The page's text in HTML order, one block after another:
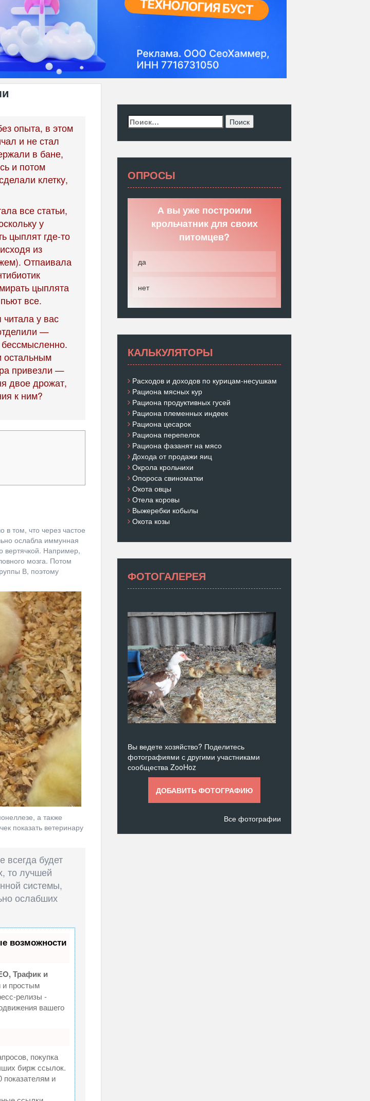
опыта, в этом
и не стал
в бане,
и потом
клетку,
все статьи,
у
цыплят где-то
из
Отпаивала
цыплята
все.
у вас
—
остальным
привезли —
двое дрожат,
к ним?
том, что через частое
ослабла иммунная
вертячкой. Например,
мозга. Потом
В, поэтому
а также
показать ветеринару
всегда будет
то лучшей
системы,
ослабших
возможности
Трафик и
и простым
релизы -
вашего
покупка
бирж ссылок.
показателям и
Найти:
ОПРОСЫ
А вы уже построили
крольчатник для своих
питомцев?
да
нет
КАЛЬКУЛЯТОРЫ
Расходов и доходов по курицам-несушкам
Рациона мясных кур
Рациона продуктивных гусей
Рациона племенных индеек
Рациона цесарок
Рациона перепелок
Рациона фазанят на мясо
Дохода от продажи яиц
Окрола крольчихи
Опороса свиноматки
Окота овцы
Отела коровы
Выжеребки кобылы
Окота козы
ФОТОГАЛЕРЕЯ
Вы ведете хозяйство? Поделитесь
фотографиями с другими участниками
сообщества ZooHoz
ДОБАВИТЬ ФОТОГРАФИЮ
Все фотографии